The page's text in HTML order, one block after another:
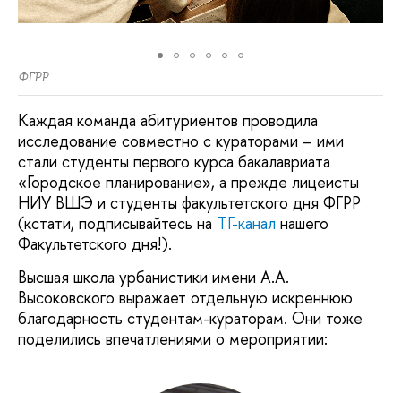
ФГРР
Каждая команда абитуриентов проводила
исследование совместно с кураторами – ими
стали студенты первого курса бакалавриата
«Городское планирование», а прежде лицеисты
НИУ ВШЭ и студенты факультетского дня ФГРР
(кстати, подписывайтесь на ТГ-канал нашего
Факультетского дня!).
Высшая школа урбанистики имени А.А.
Высоковского выражает отдельную искреннюю
благодарность студентам-кураторам. Они тоже
поделились впечатлениями о мероприятии: